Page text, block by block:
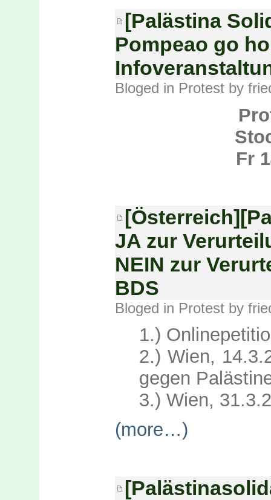
[Palästina
Pompeao go
Bloged in Protest by
Fr
JA zur
NEIN zur
BDS
Bloged in Protest by
1.)
2.) Wien,
gegen
3.) Wien,
(more…)